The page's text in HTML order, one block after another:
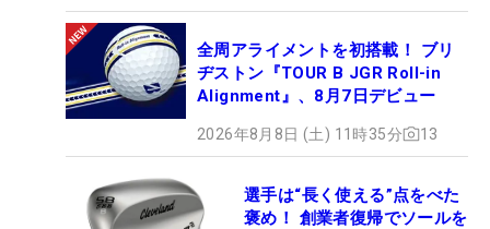
全周アライメントを初搭載！ ブリ
ヂストン『TOUR B JGR Roll-in
Alignment』、8月7日デビュー
2026年8月8日 (土) 11時35分 13
選手は“長く使える”点をべた
褒め！ 創業者復帰でソールを